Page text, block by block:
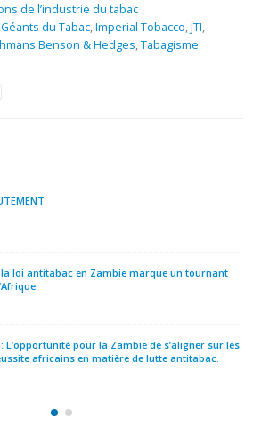
de l’industrie du tabac
Géants du Tabac,Imperial Tobacco,JTI,
Benson & Hedges,Tabagisme
la loi antitabac en Zambie marque un tournant
L’opportunité pour la Zambie de s’aligner sur les
africains en matière de lutte antitabac.